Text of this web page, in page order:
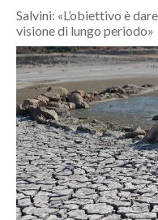
POLITICA
ECONOMIA
SERVIZI ALLE IMPRESE
LAVORO
BANDI
SPORT IN SARDEGNA
Salvini: «L’obiettivo è
visione di lungo periodo»